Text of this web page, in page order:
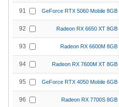
91 GeForce RTX 5060 Mobile 8GB
92 Radeon RX 6650 XT 8GB
93 Radeon RX 6600M 8GB
94 Radeon RX 7600M XT 8GB
95 GeForce RTX 4050 Mobile 6GB
96 Radeon RX 7700S 8GB